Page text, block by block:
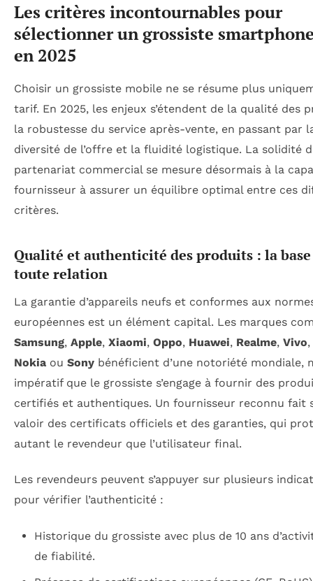
Les critères incontournables pour
sélectionner un grossiste
en 2025
Choisir un grossiste mobile ne se résume plus
tarif. En 2025, les enjeux s’étendent de la qualité des
la robustesse du service après-vente, en passant par
diversité de l’offre et la fluidité logistique. La solidité
partenariat commercial se mesure désormais à la
fournisseur à assurer un équilibre optimal entre ces
critères.
Qualité et authenticité des produits : la base
toute relation
La garantie d’appareils neufs et conformes aux
européennes est un élément capital. Les marques
Samsung, Apple, Xiaomi, Oppo, Huawei, Realme, Vivo,
Nokia ou Sony bénéficient d’une notoriété mondiale,
impératif que le grossiste s’engage à fournir des
certifiés et authentiques. Un fournisseur reconnu fait
valoir des certificats officiels et des garanties, qui
autant le revendeur que l’utilisateur final.
Les revendeurs peuvent s’appuyer sur plusieurs
pour vérifier l’authenticité :
Historique du grossiste avec plus de 10 ans
de fiabilité.